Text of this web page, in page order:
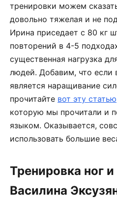
тренировки можем
довольно тяжелая и не
Ирина приседает с 80 кг
повторений в 4-5
существенная нагрузка
людей. Добавим, что если
является наращивание
прочитайте вот эту статью
которую мы прочитали и
языком. Оказывается,
использовать большие
Тренировка ног
Василина